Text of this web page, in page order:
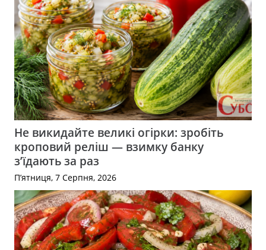
Не викидайте великі огірки: зробіть
кроповий реліш — взимку банку
з’їдають за раз
П’ятниця, 7 Серпня, 2026